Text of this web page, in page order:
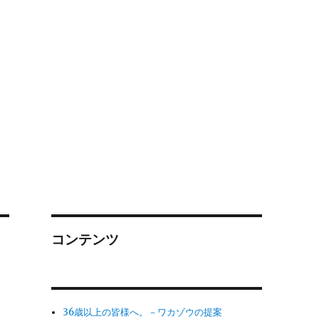
コンテンツ
36歳以上の皆様へ。－ワカゾウの提案